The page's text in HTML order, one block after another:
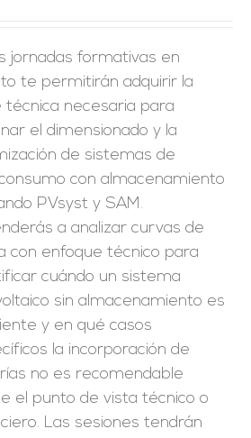
jornadas formativas en
te permitirán adquirir la
técnica necesaria para
el dimensionado y la
de sistemas de
con almacenamiento
PVsyst y SAM.
a analizar curvas de
con enfoque técnico para
cuándo un sistema
sin almacenamiento es
y en qué casos
la incorporación de
no es recomendable
el punto de vista técnico o
Las sesiones tendrán